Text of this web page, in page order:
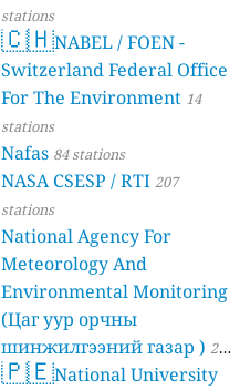
stations
🇨🇭NABEL / FOEN -
Switzerland Federal Office
For The Environment 14
stations
Nafas 84 stations
NASA CSESP / RTI 207
stations
National Agency For
Meteorology And
Environmental Monitoring
(Цаг уур орчны
шинжилгээний газар ) 21
stations
🇵🇪National University